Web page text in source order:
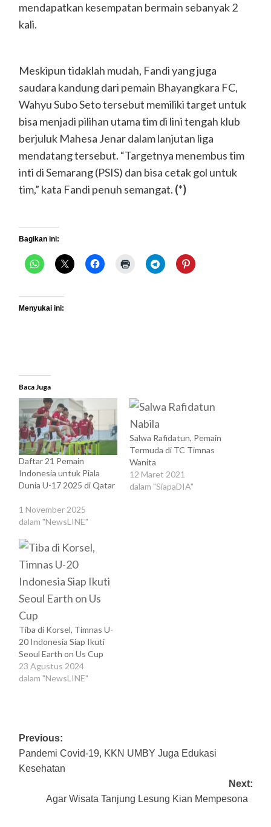
mendapatkan kesempatan bermain sebanyak 2
kali.
Meskipun tidaklah mudah, Fandi yang juga
saudara kandung dari pemain Bhayangkara FC,
Wahyu Subo Seto tersebut memiliki target untuk
bisa menjadi pilihan utama tim di lini tengah klub
berjuluk Mahesa Jenar dalam lanjutan liga
mendatang tersebut. “Targetnya menembus tim
inti di Semarang (PSIS) dan bisa cetak gol untuk
tim,” kata Fandi penuh semangat. (*)
Bagikan ini:
Menyukai ini:
Baca Juga
Daftar 21 Pemain
Indonesia untuk Piala
Dunia U-17 2025 di Qatar
1 November 2025
dalam "NewsLINE"
Salwa Rafidatun, Pemain
Termuda di TC Timnas
Wanita
12 Maret 2021
dalam "SiapaDIA"
Tiba di Korsel, Timnas U-
20 Indonesia Siap Ikuti
Seoul Earth on Us Cup
23 Agustus 2024
dalam "NewsLINE"
Post
navigation
Previous:
Pandemi Covid-19, KKN UMBY Juga Edukasi
Kesehatan
Next:
Agar Wisata Tanjung Lesung Kian Mempesona